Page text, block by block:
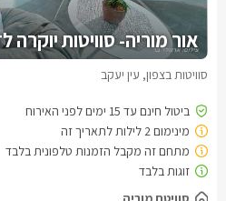
אור מוריה- סוויטות יוקרה
סוויטות בצפון, עין יעקב